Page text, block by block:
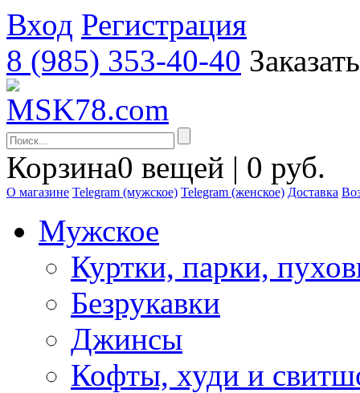
Вход Регистрация
8 (985) 353-40-40
Корзина0 вещей | 0 руб.
О магазине Telegram (мужское) Telegram (женское) Доставка
Мужское
Куртки, парки,
Безрукавки
Джинсы
Кофты, худи и